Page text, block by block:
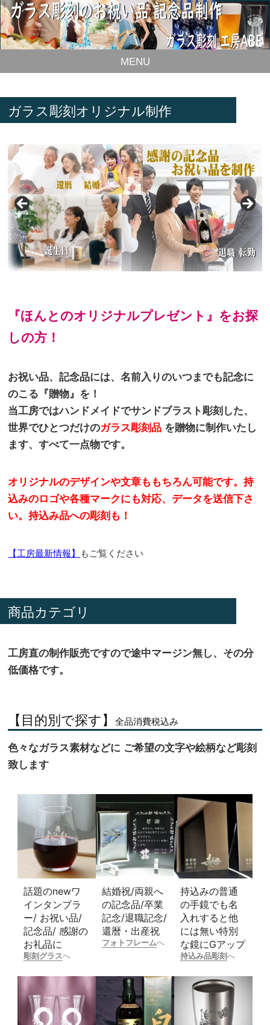
MENU
ガラス彫刻オリジナル制作
『ほんとのオリジナルプレゼント』をお探
しの方！
お祝い品、記念品には、名前入りのいつまでも記念に
のこる『贈物』を！
当工房ではハンドメイドでサンドブラスト彫刻した、
世界でひとつだけのガラス彫刻品 を贈物に制作いたし
ます、すべて一点物です。
オリジナルのデザインや文章ももちろん可能です。持
込みのロゴや各種マークにも対応、データを送信下さ
い。持込み品への彫刻も！
【工房最新情報】 もご覧ください
商品カテゴリ
工房直の制作販売ですので途中マージン無し、その分
低価格です。
【目的別で探す】全品消費税込み
色々なガラス素材などに ご希望の文字や絵柄など彫刻
致します
話題のnewワ
インタンブラ
ー/ お祝い品/
記念品/ 感謝の
お礼品に
彫刻グラスへ
結婚祝/両親へ
の記念品/卒業
記念/退職記念/
還暦・出産祝
フォトフレームへ
持込みの普通
の手鏡でも名
入れすると他
には無い特別
な鏡にGアップ
持込み品彫刻へ